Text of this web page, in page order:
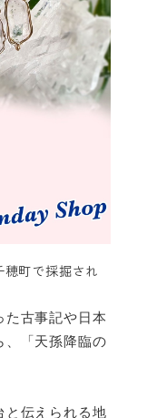
町で採掘され
た古事記や日本
、「天孫降臨の
と伝えられる地